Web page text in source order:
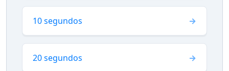
10 segundos
20 segundos